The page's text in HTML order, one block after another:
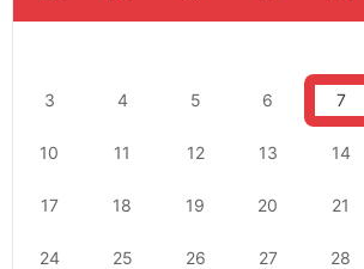
3 4 5 6 7
10 11 12 13 14
17 18 19 20 21
24 25 26 27 28